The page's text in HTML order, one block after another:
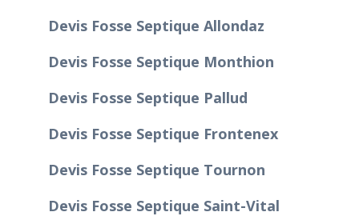
Devis Fosse Septique Allondaz
Devis Fosse Septique Monthion
Devis Fosse Septique Pallud
Devis Fosse Septique Frontenex
Devis Fosse Septique Tournon
Devis Fosse Septique Saint-Vital